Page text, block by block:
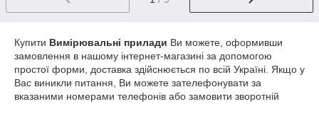
Купити Вимірювальні прилади Ви можете, оформивши
замовлення в нашому інтернет-магазині за допомогою
простої форми, доставка здійснюється по всій Україні. Якщо у
Вас виникли питання, Ви можете зателефонувати за
вказаними номерами телефонів або замовити зворотній